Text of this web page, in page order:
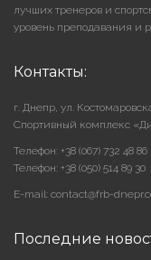
лучших тренеров и
уровень преподавания и
Контакты:
г. Днепр, ул.
Cпортивный комплекс
Телефон: +38 (067) 732 48 86
Телефон: +38 (050) 514 89 30
E-mail: contact@frb-
Последние